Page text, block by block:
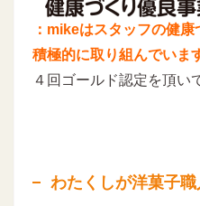
：mikeはスタッフの健康
積極的に取り組んでいま
４回ゴールド認定を頂い
わたくしが洋菓子